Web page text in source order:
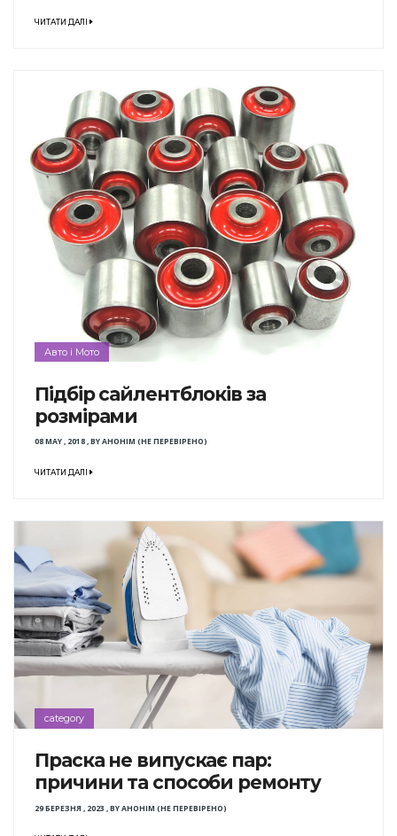
ЧИТАТИ ДАЛІ
Авто і Мото
Підбір сайлентблоків за
розмірами
08 MAY , 2018,BYАНОНІМ (НЕ ПЕРЕВІРЕНО)
ЧИТАТИ ДАЛІ
category
Праска не випускає пар:
причини та способи ремонту
29 БЕРЕЗНЯ , 2023 ,BYАНОНІМ (НЕ ПЕРЕВІРЕНО)